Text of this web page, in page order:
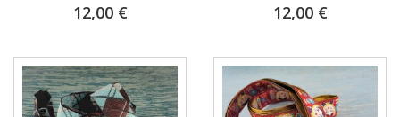
12,00 € 12,00 €